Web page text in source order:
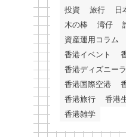
投資
旅行 日
木の棒
湾仔
資産運用コラム
香港イベント
香港ディズニー
香港国際空港
香港旅行
香港
香港雑学